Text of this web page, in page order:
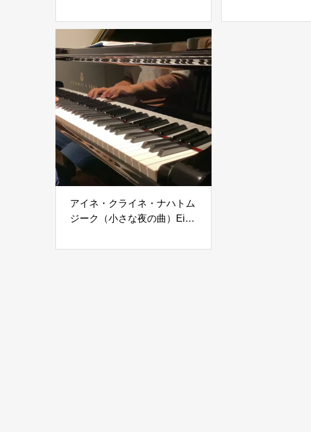
アイネ・クライネ・ナハトム
ジーク（小さな夜の曲）Eine